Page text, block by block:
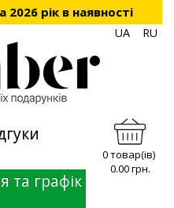
рік в наявності
UA RU
та графік
0 товар(ів)
0.00 грн.